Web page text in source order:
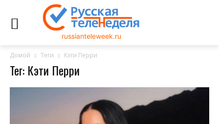
russianteleweek.ru
Домой Теги Кэти Перри
Тег: Кэти Перри